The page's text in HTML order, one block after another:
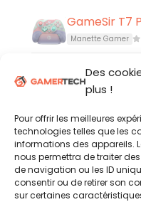
Des
plus !
Pour offrir les meilleures
technologies telles que les
informations des appareils.
nous permettra de traiter
de navigation ou les ID
consentir ou de retirer son
sur certaines
GameSir T7
Manette Gamer
Corsair
Clavier Gamer
Logitech
Clavier Gamer
GameSir
Manette Gamer